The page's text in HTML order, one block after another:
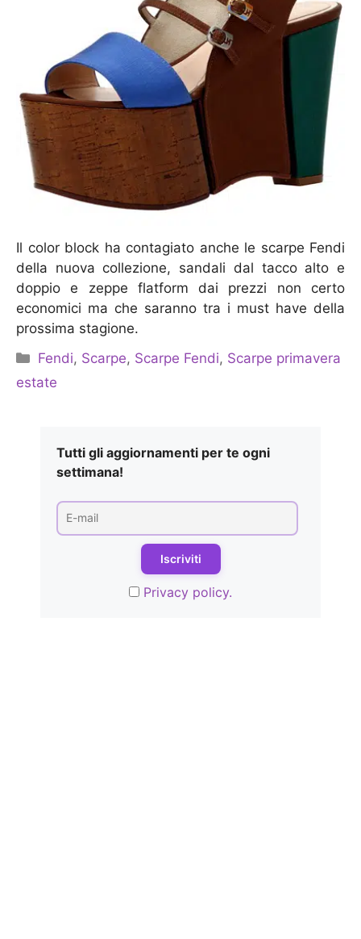
Il color block ha contagiato anche le scarpe Fendi
della nuova collezione, sandali dal tacco alto e
doppio e zeppe flatform dai prezzi non certo
economici ma che saranno tra i must have della
prossima stagione.
Categorie
Fendi, Scarpe, Scarpe Fendi, Scarpe primavera
estate
Tutti gli aggiornamenti per te ogni
settimana!
Privacy policy.